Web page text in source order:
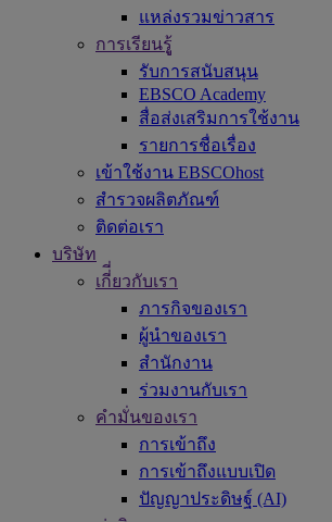
แหล่งรวมข่าวสาร
การเรียนรูู้
รับการสนับสนุน
EBSCO Academy
สื่อส่งเสริมการใช้งาน
รายการชื่อเรื่อง
เข้าใช้งาน EBSCOhost
สำรวจผลิตภัณฑ์
ติดต่อเรา
บริษัท
เกี่ี่ยวกับเรา
ภารกิจของเรา
ผู้นำของเรา
สำนักงาน
ร่วมงานกับเรา
คำมั่นของเรา
การเข้าถึง
การเข้าถึงแบบเปิด
ปัญญาประดิษฐ์ (AI)